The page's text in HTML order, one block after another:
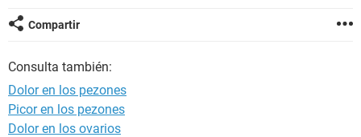
Compartir
Consulta también:
Dolor en los pezones
Picor en los pezones
Dolor en los ovarios